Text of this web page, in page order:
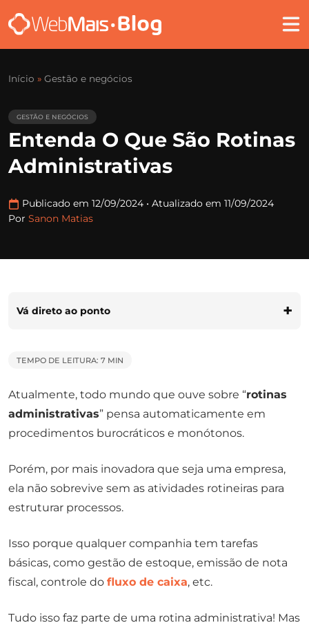
Início » Gestão e negócios
GESTÃO E NEGÓCIOS
Entenda O Que São Rotinas
Administrativas
Publicado em 12/09/2024 • Atualizado em 11/09/2024
Por Sanon Matias
Vá direto ao ponto
TEMPO DE LEITURA: 7 MIN
Atualmente, todo mundo que ouve sobre “rotinas
administrativas” pensa automaticamente em
procedimentos burocráticos e monótonos.
Porém, por mais inovadora que seja uma empresa,
ela não sobrevive sem as atividades rotineiras para
estruturar processos.
Isso porque qualquer companhia tem tarefas
básicas, como gestão de estoque, emissão de nota
fiscal, controle do fluxo de caixa, etc.
Tudo isso faz parte de uma rotina administrativa! Mas